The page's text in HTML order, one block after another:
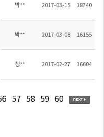
통지 박** 2017-03-15 18740
박** 2017-03-08 16155
년 2월 27일 16:00부)
정** 2017-02-27 16604
57 58 59 60